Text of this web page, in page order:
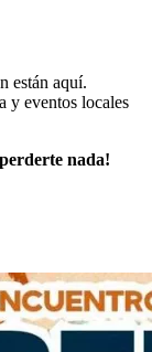
están aquí.
y eventos locales
nada!